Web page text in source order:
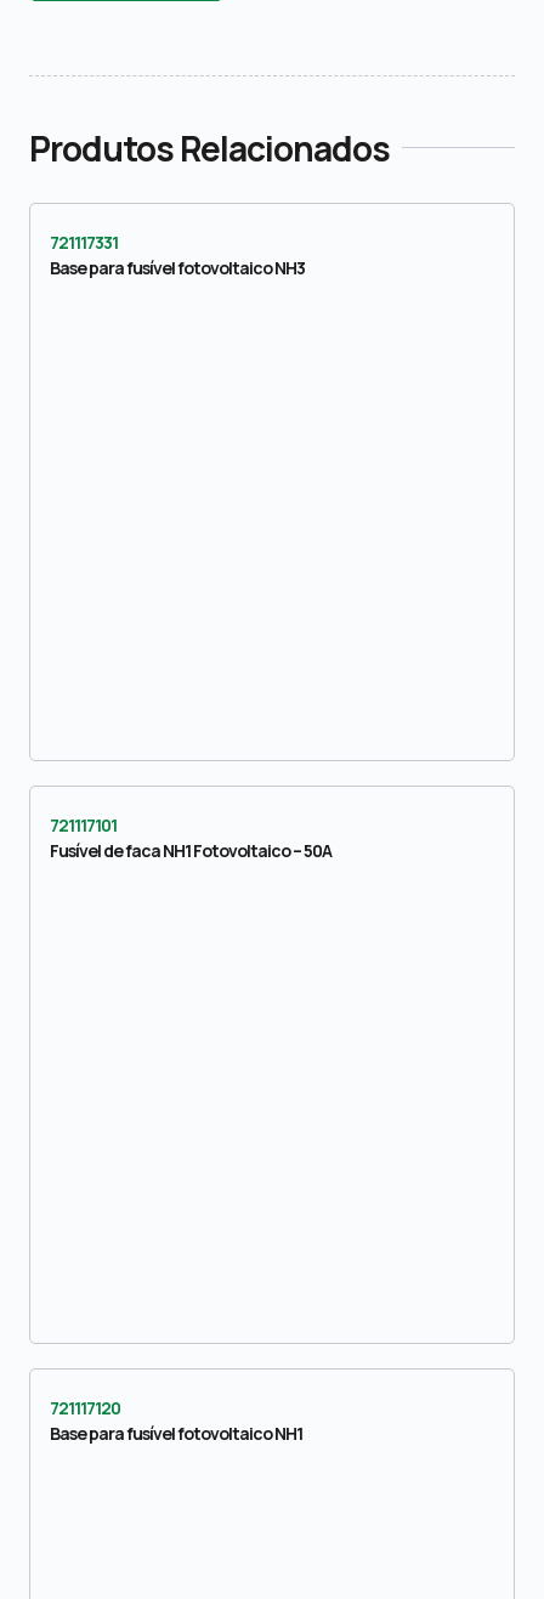
Produtos Relacionados
721117331
Base para fusível fotovoltaico NH3
721117101
Fusível de faca NH1 Fotovoltaico – 50A
721117120
Base para fusível fotovoltaico NH1